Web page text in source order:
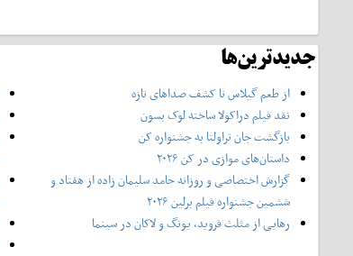
جدیدترین‌ها
از طعم گیلاس تا کشف صداهای تازه
نقد فیلم دراکولا ساخته لوک بسون
بازگشت جان تراولتا به جشنواره کن
داستان‌های موازی در کن ۲۰۲۶
گزارش اختصاصی و روزانه حامد سلیمان زاده از هفتاد و‌
ششمین جشنواره فیلم برلین ۲۰۲۶
رهایی از مثلث فروید، یونگ و لاکان در سینما